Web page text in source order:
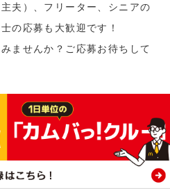
夫）、フリーター、シニアの
の応募も大歓迎です！
ませんか？ご応募お待ちして